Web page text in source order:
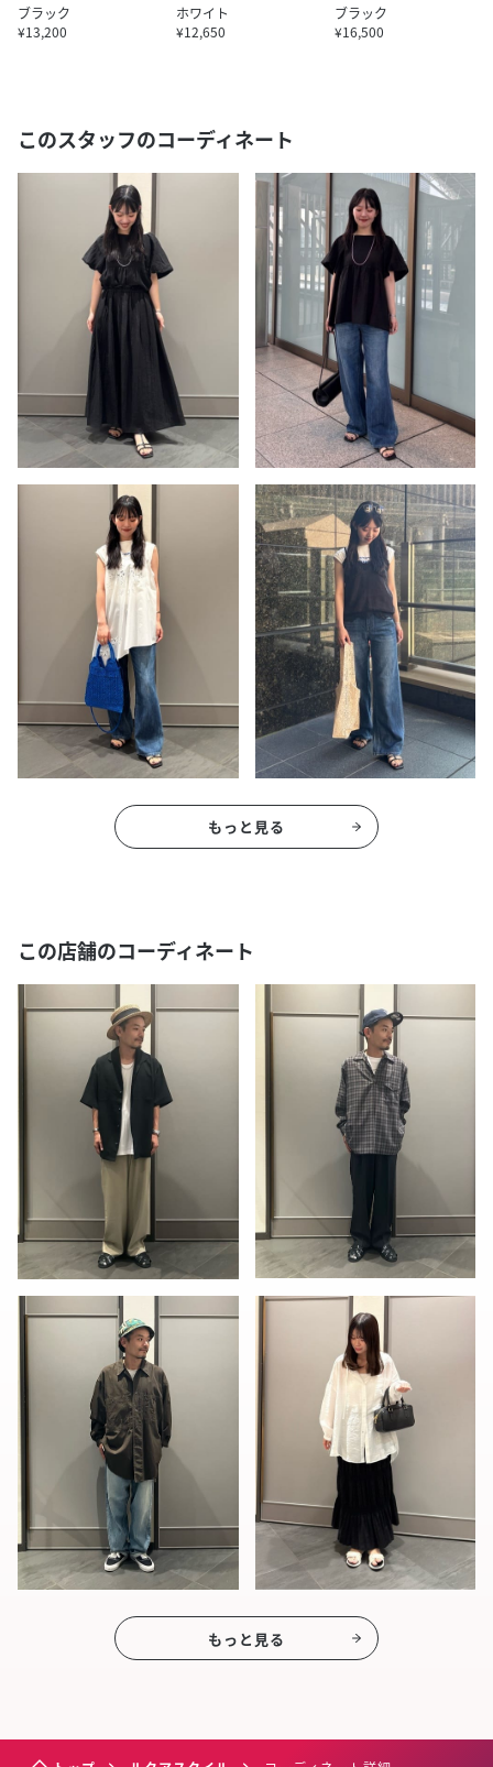
ブラック
¥13,200
ホワイト
¥12,650
ブラック
¥16,500
このスタッフのコーディネート
もっと見る
この店舗のコーディネート
もっと見る